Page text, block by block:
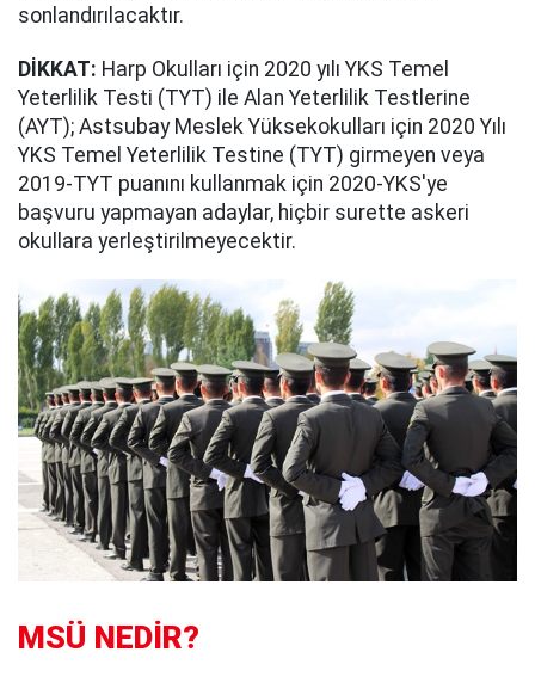
sonlandırılacaktır.
DİKKAT: Harp Okulları için 2020 yılı YKS Temel
Yeterlilik Testi (TYT) ile Alan Yeterlilik Testlerine
(AYT); Astsubay Meslek Yüksekokulları için 2020 Yılı
YKS Temel Yeterlilik Testine (TYT) girmeyen veya
2019-TYT puanını kullanmak için 2020-YKS'ye
başvuru yapmayan adaylar, hiçbir surette askeri
okullara yerleştirilmeyecektir.
MSÜ NEDİR?